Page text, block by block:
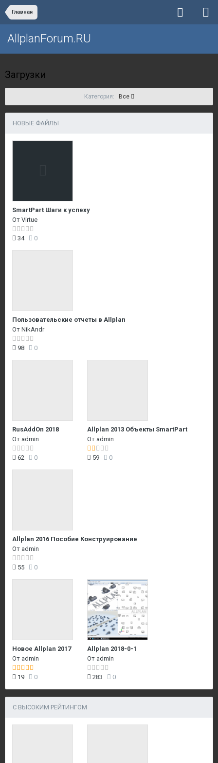
Главная
AllplanForum.RU
Загрузки
Категория: Все
НОВЫЕ ФАЙЛЫ
SmartPart Шаги к успеху
От Virtue
34 0
Пользовательские отчеты в Allplan
От NikAndr
98 0
RusAddOn 2018
От admin
62 0
Allplan 2013 Объекты SmartPart
От admin
59 0
Allplan 2016 Пособие Конструирование
От admin
55 0
Новое Allplan 2017
От admin
19 0
Allplan 2018-0-1
От admin
283 0
С ВЫСОКИМ РЕЙТИНГОМ